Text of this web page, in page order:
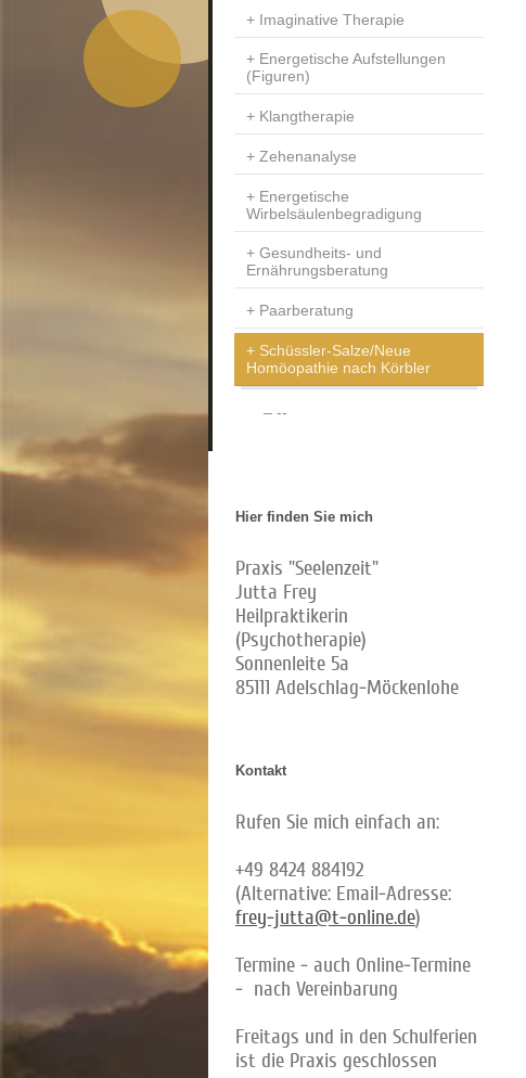
Imaginative Therapie
Energetische Aufstellungen
(Figuren)
Klangtherapie
Zehenanalyse
Energetische
Wirbelsäulenbegradigung
Gesundheits- und
Ernährungsberatung
Paarberatung
Schüssler-Salze/Neue
Homöopathie nach Körbler
--
Hier finden Sie mich
Praxis "Seelenzeit"
Jutta Frey
Heilpraktikerin
(Psychotherapie)
Sonnenleite 5a
85111 Adelschlag-Möckenlohe
Kontakt
Rufen Sie mich einfach an:
+49 8424 884192
(Alternative: Email-Adresse:
frey-jutta@t-online.de)
Termine - auch Online-Termine
- nach Vereinbarung
Freitags und in den Schulferien
ist die Praxis geschlossen